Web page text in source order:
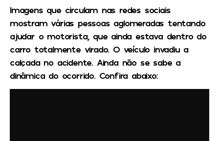
Imagens que circulam nas redes sociais
mostram várias pessoas aglomeradas tentando
ajudar o motorista, que ainda estava dentro do
carro totalmente virado. O veículo invadiu a
calçada no acidente. Ainda não se sabe a
dinâmica do ocorrido. Confira abaixo: